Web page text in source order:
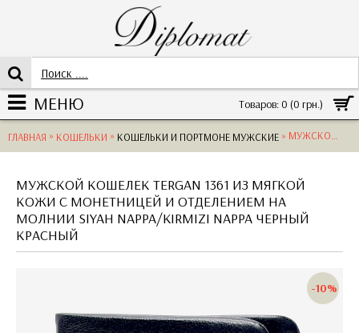
Товаров: 0 (0 грн.)
МЕНЮ
ГЛАВНАЯ » КОШЕЛЬКИ » КОШЕЛЬКИ И ПОРТМОНЕ МУЖСКИЕ » МУЖСКОЙ КОШЕЛЕК TERGAN 1361 SIYAH NAPPA/KIRMIZI NAPPA
МУЖСКОЙ КОШЕЛЕК TERGAN 1361 ИЗ МЯГКОЙ
КОЖИ С МОНЕТНИЦЕЙ И ОТДЕЛЕНИЕМ НА
МОЛНИИ SIYAH NAPPA/KIRMIZI NAPPA ЧЕРНЫЙ
КРАСНЫЙ
-10%